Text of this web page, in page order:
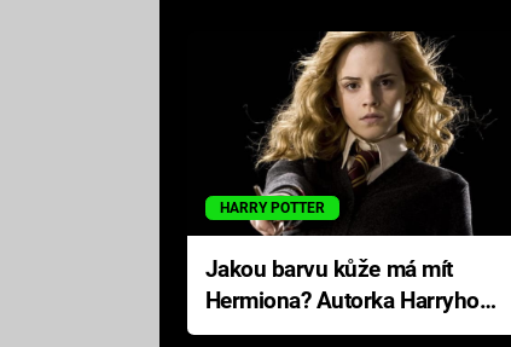
HARRY POTTER
Jakou barvu kůže má mít
Hermiona? Autorka Harryho
Pottera přišla s ráznou